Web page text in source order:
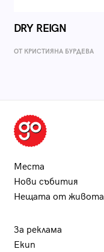
DRY REIGN
ОТ КРИСТИЯНА БУРДЕВА
Места
Нови събития
Нещата от живота
За реклама
Екип